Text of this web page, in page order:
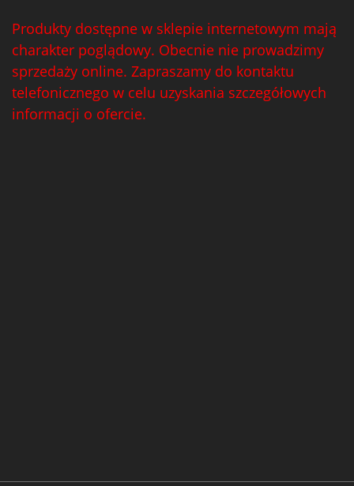
Produkty dostępne w sklepie internetowym mają
charakter poglądowy. Obecnie nie prowadzimy
sprzedaży online. Zapraszamy do kontaktu
telefonicznego w celu uzyskania szczegółowych
informacji o ofercie.